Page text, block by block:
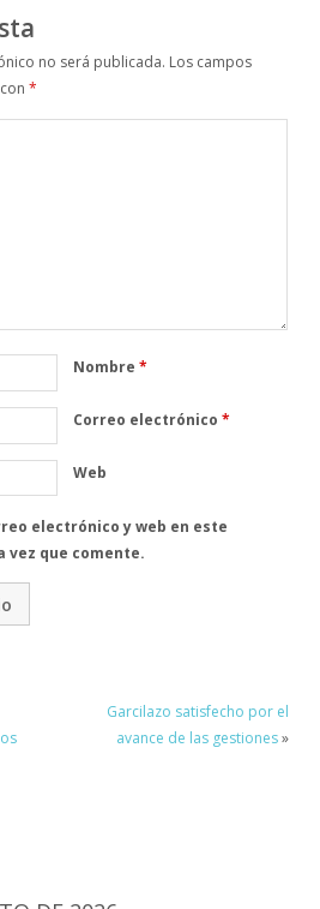
no será publicada. Los campos
con*
Nombre*
Correo electrónico*
Web
electrónico y web en este
vez que comente.
Garcilazo satisfecho por el
avance de las gestiones»